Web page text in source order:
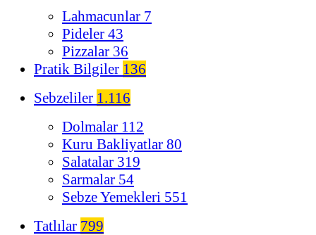
Lahmacunlar 7
Pideler 43
Pizzalar 36
Pratik Bilgiler 136
Sebzeliler 1.116
Dolmalar 112
Kuru Bakliyatlar 80
Salatalar 319
Sarmalar 54
Sebze Yemekleri 551
Tatlılar 799